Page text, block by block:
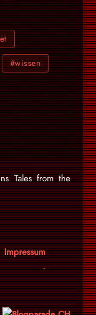
#wissen
Tales from the
Impressum
.